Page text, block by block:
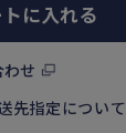
に入れる
せ
先指定について